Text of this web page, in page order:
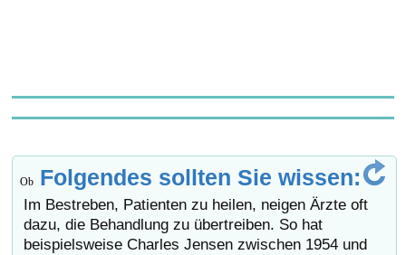
Ob Folgendes sollten Sie wissen:
Im Bestreben, Patienten zu heilen, neigen Ärzte oft
dazu, die Behandlung zu übertreiben. So hat
beispielsweise Charles Jensen zwischen 1954 und